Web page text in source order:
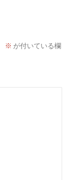
※ が付いている欄